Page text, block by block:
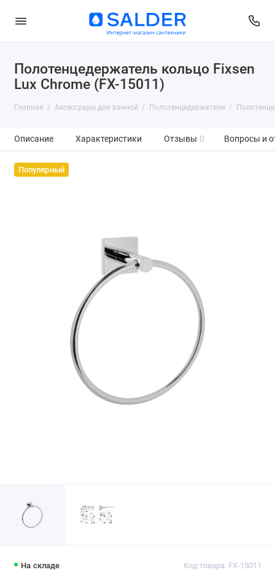
Полотенцедержатель кольцо Fixsen
Lux Chrome (FX-15011)
Главная Аксессуары для ванной Полотенцедержатели
Описание Характеристики Отзывы 0 Вопросы и
Популярный
На складе Код товара: FX-15011